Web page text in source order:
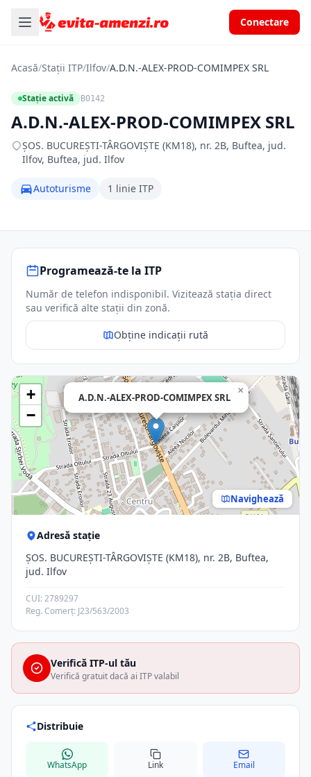
Conectare
Acasă/Stații ITP/Ilfov/A.D.N.-ALEX-PROD-COMIMPEX SRL
Stație activă B0142
A.D.N.-ALEX-PROD-COMIMPEX SRL
ŞOS. BUCUREŞTI-TÂRGOVIŞTE (KM18), nr. 2B, Buftea, jud.
Ilfov, Buftea, jud. Ilfov
Autoturisme 1 linie ITP
Programează-te la ITP
Număr de telefon indisponibil. Vizitează stația direct
sau verifică alte stații din zonă.
Obține indicații rută
A.D.N.-ALEX-PROD-COMIMPEX SRL
×
+
−
Navighează
Adresă stație
ŞOS. BUCUREŞTI-TÂRGOVIŞTE (KM18), nr. 2B, Buftea,
jud. Ilfov
CUI: 2789297
Reg. Comerț: J23/563/2003
Verifică ITP-ul tău
Verifică gratuit dacă ai ITP valabil
Distribuie
WhatsApp Link Email